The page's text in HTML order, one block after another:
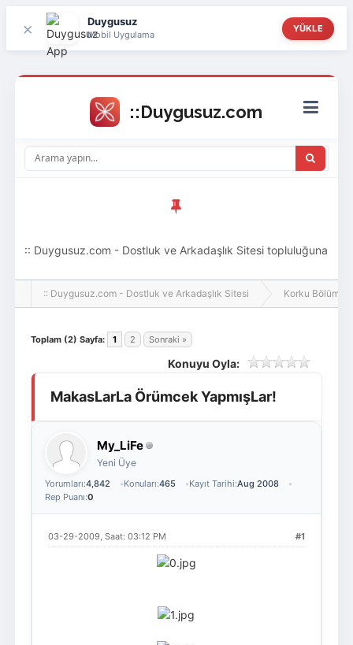
× Duygusuz
Mobil Uygulama
YÜKLE
Üye Ol
:: Duygusuz.com - Dostluk ve Arkadaşlık Sitesi topluluğuna
hoş geldin ziyaretçi! Aramıza katılmak istersen kayıt
:: Duygusuz.com - Dostluk ve Arkadaşlık Sitesi Korku Bölümü
Toplam (2) Sayfa: 1 2 Sonraki »
Konuyu Oyla:
MakasLarLa Örümcek YapmışLar!
My_LiFe
Yeni Üye
Yorumları:4,842 Konuları:465 Kayıt Tarihi:Aug 2008
Rep Puanı:0
#1
03-29-2009, Saat: 03:12 PM